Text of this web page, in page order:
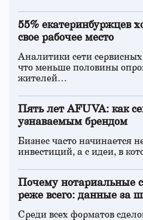
55% екатеринбуржцев
свое рабочее место
Аналитики сети
что меньше половины
жителей…
Пять лет AFUVA: как
узнаваемым брендом
Бизнес часто начинается
инвестиций, а с идеи, в
Почему нотариальные
реже всего: данные за
Среди всех форматов